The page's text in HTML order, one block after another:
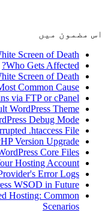
اس مضمون میں
Screen of Death?
Who Gets Affected?
Screen of Death
Common Cause
via FTP or cPanel
WordPress Theme
Debug Mode
.htaccess File
Version Upgrade
Core Files
Hosting Account
Error Logs
WSOD in Future
Hosting: Common
Scenarios